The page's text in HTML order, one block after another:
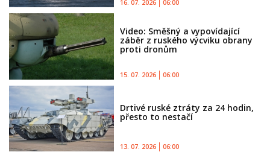
16. 07. 2026 06:00
Video: Směšný a vypovídající
záběr z ruského výcviku obrany
proti dronům
15. 07. 2026 06:00
Drtivé ruské ztráty za 24 hodin,
přesto to nestačí
13. 07. 2026 06:00